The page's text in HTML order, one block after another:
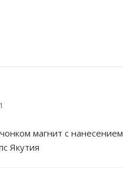
магнит с нанесением
Якутия